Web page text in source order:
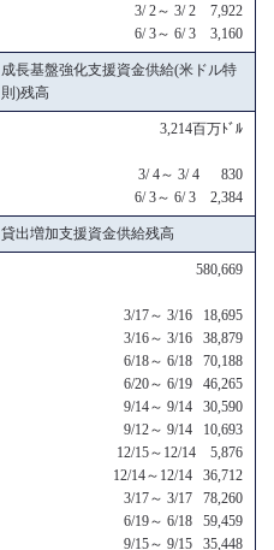
3/ 2～ 3/ 2 7,922
6/ 3～ 6/ 3 3,160
成長基盤強化支援資金供給(米ドル特
則)残高
3,214百万ﾄﾞﾙ
3/ 4～ 3/ 4 830
6/ 3～ 6/ 3 2,384
貸出増加支援資金供給残高
580,669
3/17～ 3/16 18,695
3/16～ 3/16 38,879
6/18～ 6/18 70,188
6/20～ 6/19 46,265
9/14～ 9/14 30,590
9/12～ 9/14 10,693
12/15～12/14 5,876
12/14～12/14 36,712
3/17～ 3/17 78,260
6/19～ 6/18 59,459
9/15～ 9/15 35,448